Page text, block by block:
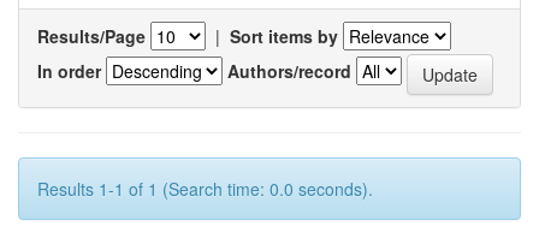
Results/Page | Sort items by
In order
Authors/record
Results 1-1 of 1 (Search time: 0.0 seconds).